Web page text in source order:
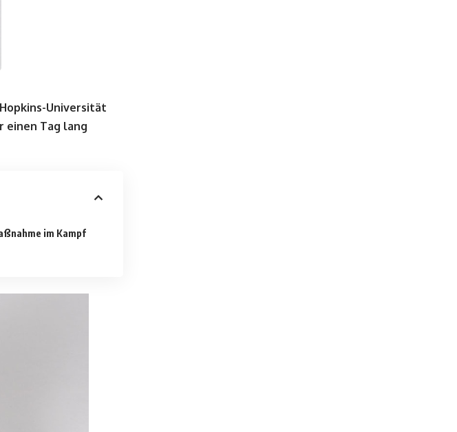
Universität
einen Tag lang
im Kampf